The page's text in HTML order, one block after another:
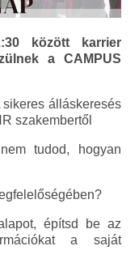
között karrier
a CAMPUS
álláskeresés
szakembertől
tudod, hogyan
építsd be az
a saját